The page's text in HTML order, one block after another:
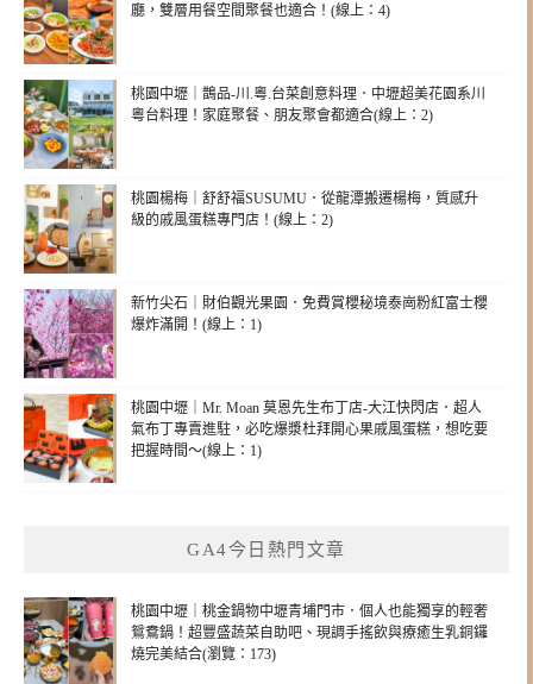
廳，雙層用餐空間聚餐也適合！(線上：4)
桃園中壢｜鵲品-川.粵.台菜創意料理．中壢超美花園系川
粵台料理！家庭聚餐、朋友聚會都適合(線上：2)
桃園楊梅｜舒舒福SUSUMU．從龍潭搬遷楊梅，質感升
級的戚風蛋糕專門店！(線上：2)
新竹尖石｜財伯觀光果園．免費賞櫻秘境泰崗粉紅富士櫻
爆炸滿開！(線上：1)
桃園中壢｜Mr. Moan 莫恩先生布丁店-大江快閃店．超人
氣布丁專賣進駐，必吃爆漿杜拜開心果戚風蛋糕，想吃要
把握時間～(線上：1)
GA4今日熱門文章
桃園中壢｜桃金鍋物中壢青埔門市．個人也能獨享的輕奢
鴛鴦鍋！超豐盛蔬菜自助吧、現調手搖飲與療癒生乳銅鑼
燒完美結合(瀏覽：173)